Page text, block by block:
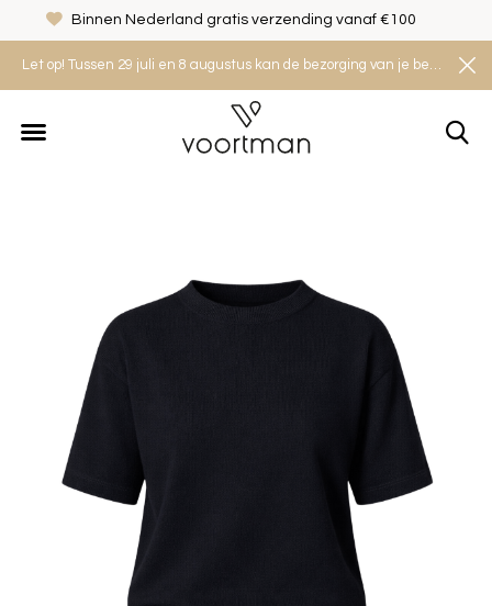
Let op! Tussen 29 juli en 8 augustus kan de bezorging van je bestelling iets langer duren. Houd rekening met een levertijd van 2 tot 4 werkdagen.
Binnen Nederland gratis verzending vanaf €100